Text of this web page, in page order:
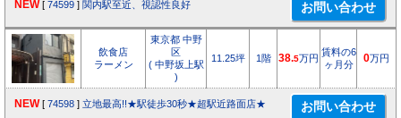
NEW [ 74599 ] 関内駅至近、視認性良好
飲食店
ラーメン
東京都 中野
区
( 中野坂上駅
)
11.25坪 1階 38.5万円
賃料の6
ヶ月分
0万円
NEW [ 74598 ] 立地最高!!★駅徒歩30秒★超駅近路面店★